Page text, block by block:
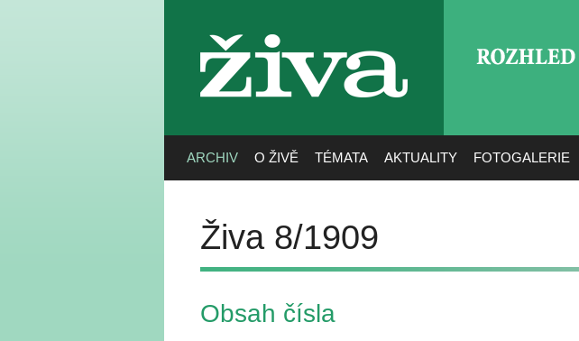
živa
ARCHIV O ŽIVĚ TÉMATA AKTUALITY FOTOGALERIE
Živa 8/1909
Obsah čísla